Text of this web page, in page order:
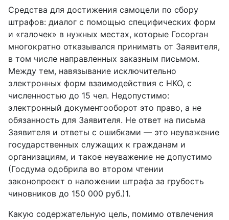
Средства для достижения самоцели по сбору
штрафов: диалог с помощью специфических форм
и «галочек» в нужных местах, которые Госорган
многократно отказывался принимать от Заявителя,
в том числе направленных заказным письмом.
Между тем, навязывание исключительно
электронных форм взаимодействия с НКО, с
численностью до 15 чел. Недопустимо:
электронный документооборот это право, а не
обязанность для Заявителя. Не ответ на письма
Заявителя и ответы с ошибками — это неуважение
государственных служащих к гражданам и
организациям, и такое неуважение не допустимо
(Госдума одобрила во втором чтении
законопроект о наложении штрафа за грубость
чиновников до 150 000 руб.)1.
Какую содержательную цель, помимо отвлечения